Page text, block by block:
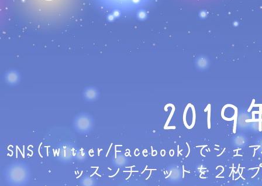
2019
SNS(Twitter/Facebook)でシェ
ッスンチケットを２枚